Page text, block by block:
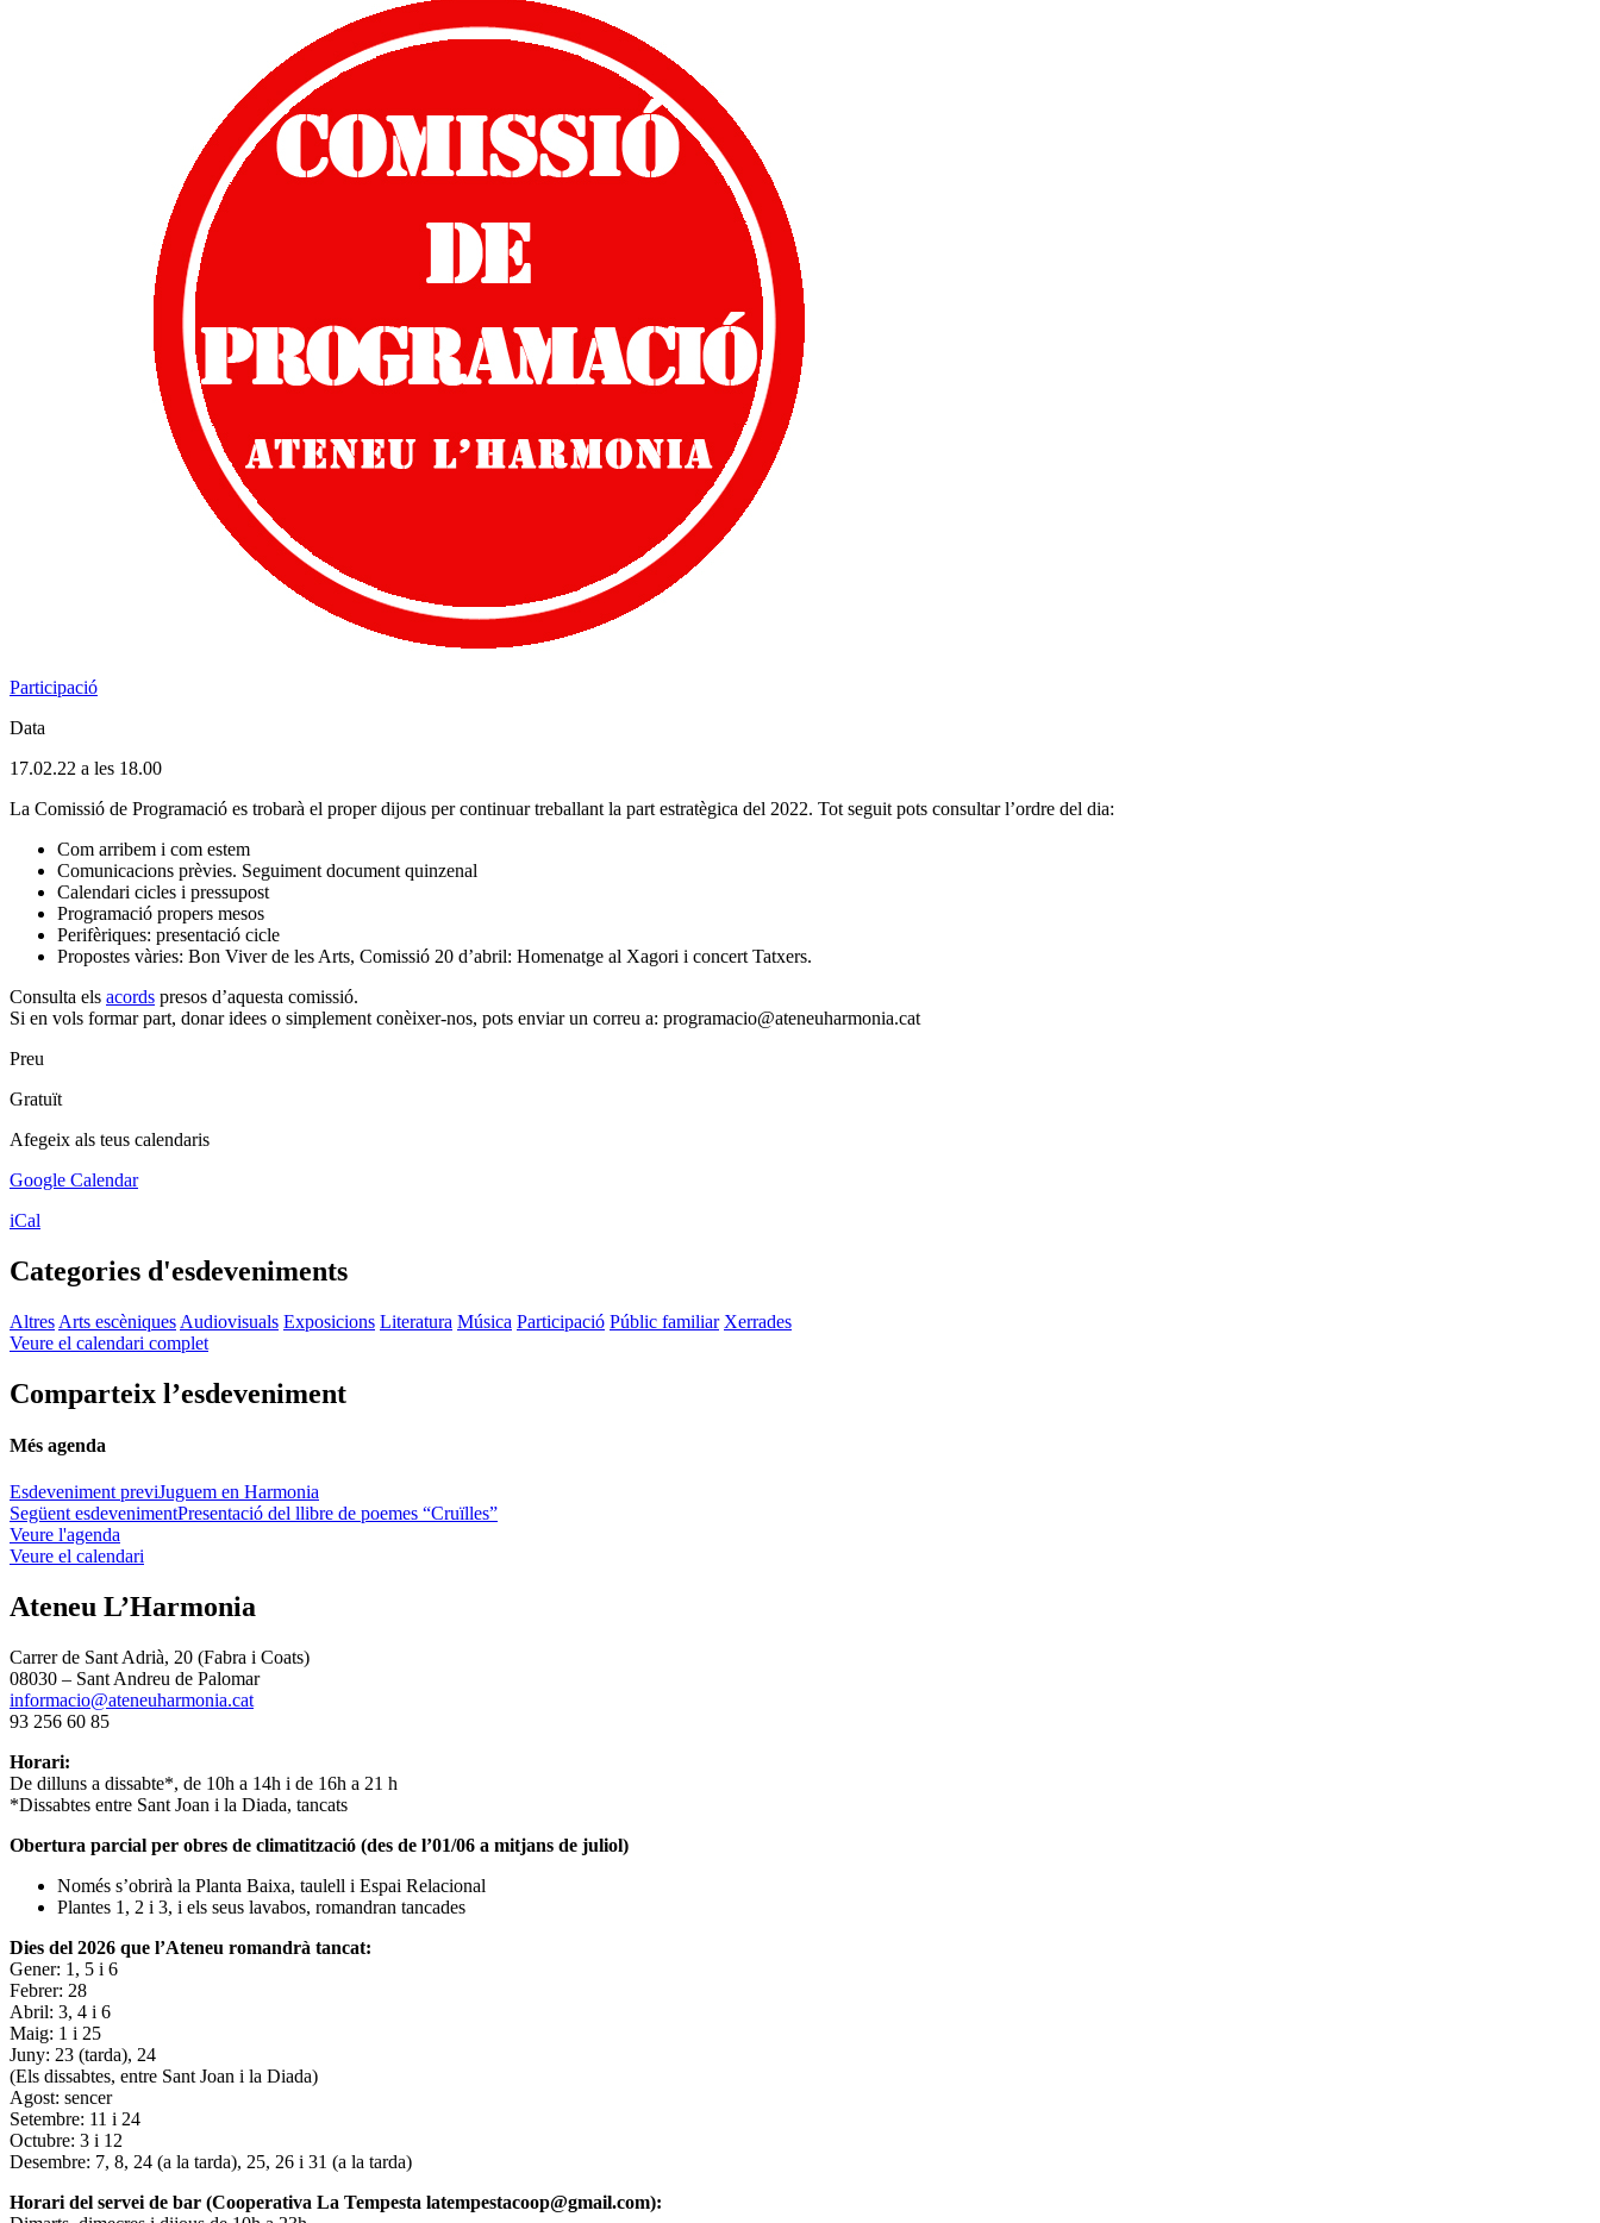
Participació
Data
17.02.22 a les 18.00
La Comissió de Programació es trobarà el proper dijous per continuar treballant la part estratègica del 2022. Tot seguit pots consultar l’ordre del dia:
Com arribem i com estem
Comunicacions prèvies. Seguiment document quinzenal
Calendari cicles i pressupost
Programació propers mesos
Perifèriques: presentació cicle
Propostes vàries: Bon Viver de les Arts, Comissió 20 d’abril: Homenatge al Xagori i concert Tatxers.
Consulta els acords presos d’aquesta comissió.
Si en vols formar part, donar idees o simplement conèixer-nos, pots enviar un correu a: programacio@ateneuharmonia.cat
Preu
Gratuït
Afegeix als teus calendaris
Google Calendar
iCal
Categories d'esdeveniments
Altres Arts escèniques Audiovisuals Exposicions Literatura Música Participació Públic familiar Xerrades
Veure el calendari complet
Comparteix l’esdeveniment
Més agenda
Esdeveniment previJuguem en Harmonia
Següent esdevenimentPresentació del llibre de poemes “Cruïlles”
Veure l'agenda
Veure el calendari
Ateneu L’Harmonia
Carrer de Sant Adrià, 20 (Fabra i Coats)
08030 – Sant Andreu de Palomar
informacio@ateneuharmonia.cat
93 256 60 85
Horari:
De dilluns a dissabte*, de 10h a 14h i de 16h a 21 h
*Dissabtes entre Sant Joan i la Diada, tancats
Obertura parcial per obres de climatització (des de l’01/06 a mitjans de juliol)
Només s’obrirà la Planta Baixa, taulell i Espai Relacional
Plantes 1, 2 i 3, i els seus lavabos, romandran tancades
Dies del 2026 que l’Ateneu romandrà tancat:
Gener: 1, 5 i 6
Febrer: 28
Abril: 3, 4 i 6
Maig: 1 i 25
Juny: 23 (tarda), 24
(Els dissabtes, entre Sant Joan i la Diada)
Agost: sencer
Setembre: 11 i 24
Octubre: 3 i 12
Desembre: 7, 8, 24 (a la tarda), 25, 26 i 31 (a la tarda)
Horari del servei de bar (Cooperativa La Tempesta latempestacoop@gmail.com):